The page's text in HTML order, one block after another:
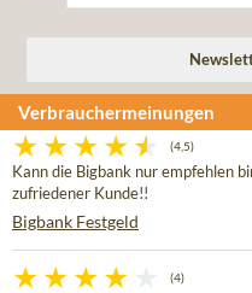
Verbrauchermeinungen
(4,5)
Kann die Bigbank nur empfehlen
zufriedener Kunde!!
Bigbank Festgeld
(4)